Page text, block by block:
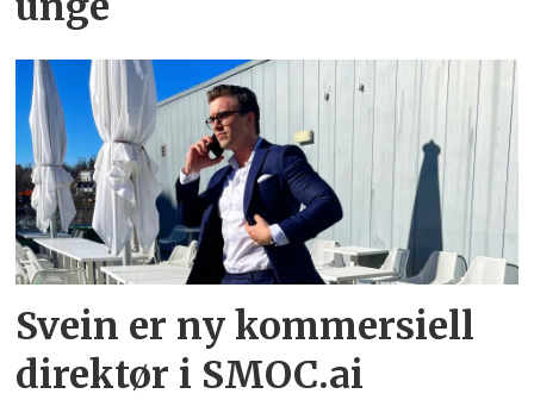
Svein er ny kommersiell
direktør i SMOC.ai